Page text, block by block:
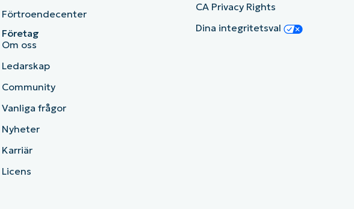
Förtroendecenter
Företag
Om oss
Ledarskap
Community
Vanliga frågor
Nyheter
Karriär
Licens
CA Privacy Rights
Dina integritetsval